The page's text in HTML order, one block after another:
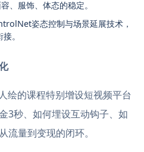
、服饰、体态的稳定。
姿态控制与场景延展技术，
。
绘的课程特别增设短视频平台
3秒、如何埋设互动钩子、如
流量到变现的闭环。